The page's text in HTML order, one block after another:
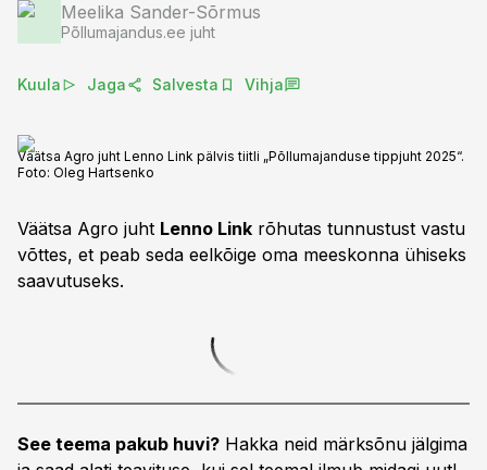
Meelika Sander-Sõrmus
Põllumajandus.ee juht
Kuula Jaga Salvesta Vihja
Väätsa Agro juht Lenno Link pälvis tiitli „Põllumajanduse tippjuht 2025“.
Foto: Oleg Hartsenko
Väätsa Agro juht Lenno Link rõhutas tunnustust vastu
võttes, et peab seda eelkõige oma meeskonna ühiseks
saavutuseks.
See teema pakub huvi? Hakka neid märksõnu jälgima